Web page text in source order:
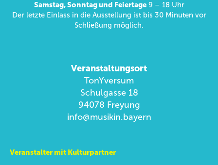
Samstag, Sonntag und Feiertage9 – 18 Uhr
Der letzte Einlass in die Ausstellung ist bis 30 Minuten vor
Schließung möglich.
Veranstaltungsort
TonYversum
Schulgasse 18
94078 Freyung
info@musikin.bayern
Veranstalter mit Kulturpartner